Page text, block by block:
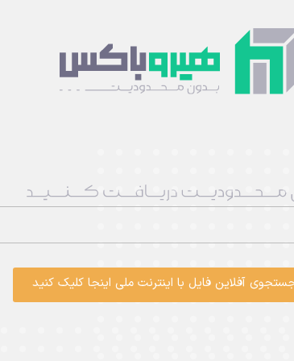
آفلاین فایل با اینترنت ملی اینجا کلیک کنید